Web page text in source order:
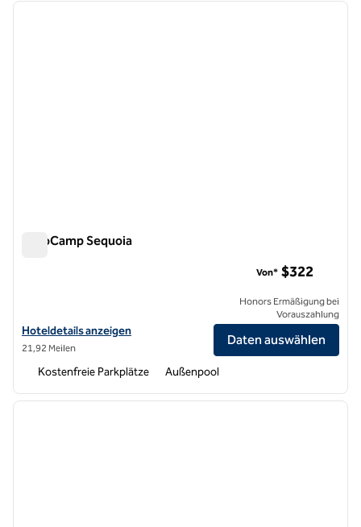
1 von 12
AutoCamp Sequoia
Hoteldetails für AutoCamp Sequoia anzeigen
Hoteldetails anzeigen
21,92 Meilen
Von* $322
Honors Ermäßigung bei
Vorauszahlung
Daten auswählen
Kostenfreie Parkplätze Außenpool
1 von 12